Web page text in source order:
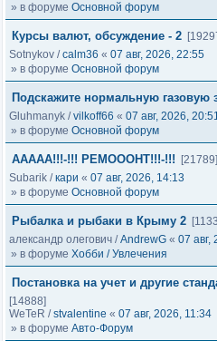
» в форуме Основной форум
Курсы валют, обсуждение - 2
Sotnykov /calm36 « 07 авг, 2026, 22:55
» в форуме Основной форум
Подскажите нормальную газовую
Gluhmanyk /vilkoff66 « 07 авг, 2026,
» в форуме Основной форум
ААААА!!!-!!! РЕМОООНТ!!!-!!!
[21789]
Subarik /кари « 07 авг, 2026, 14:13
» в форуме Основной форум
Рыбалка и рыбаки в Крыму 2
александр олегович /AndrewG « 07 авг,
» в форуме Хобби / Увлечения
Постановка на учет и другие
[14888]
WeTeR /stvalentine « 07 авг, 2026, 11:34
» в форуме Авто-Форум